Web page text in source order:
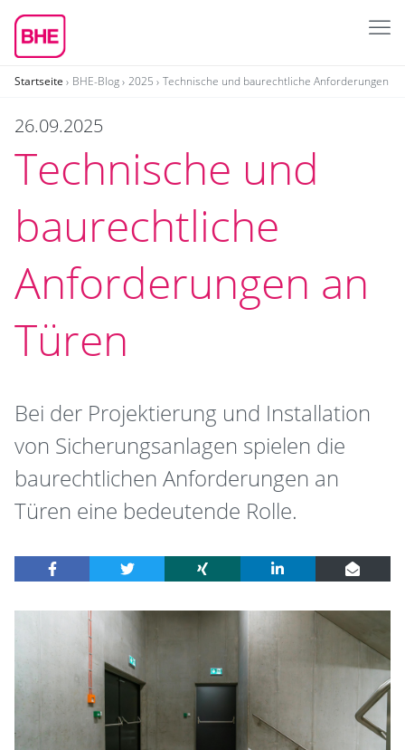
Startseite BHE-Blog 2025 Technische und baurechtliche Anforderungen
26.09.2025
Technische und
baurechtliche
Anforderungen an
Türen
Bei der Projektierung und Installation
von Sicherungsanlagen spielen die
baurechtlichen Anforderungen an
Türen eine bedeutende Rolle.